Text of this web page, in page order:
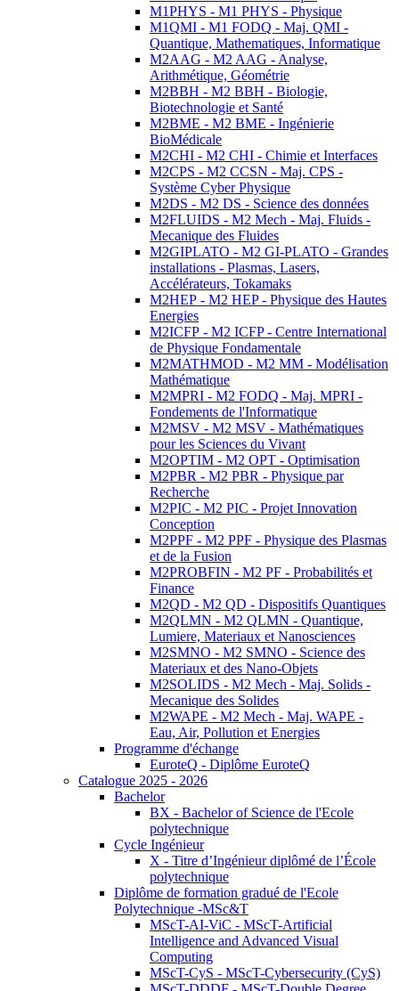
M1PHYS - M1 PHYS - Physique
M1QMI - M1 FODQ - Maj. QMI -
Quantique, Mathematiques, Informatique
M2AAG - M2 AAG - Analyse,
Arithmétique, Géométrie
M2BBH - M2 BBH - Biologie,
Biotechnologie et Santé
M2BME - M2 BME - Ingénierie
BioMédicale
M2CHI - M2 CHI - Chimie et Interfaces
M2CPS - M2 CCSN - Maj. CPS -
Système Cyber Physique
M2DS - M2 DS - Science des données
M2FLUIDS - M2 Mech - Maj. Fluids -
Mecanique des Fluides
M2GIPLATO - M2 GI-PLATO - Grandes
installations - Plasmas, Lasers,
Accélérateurs, Tokamaks
M2HEP - M2 HEP - Physique des Hautes
Energies
M2ICFP - M2 ICFP - Centre International
de Physique Fondamentale
M2MATHMOD - M2 MM - Modélisation
Mathématique
M2MPRI - M2 FODQ - Maj. MPRI -
Fondements de l'Informatique
M2MSV - M2 MSV - Mathématiques
pour les Sciences du Vivant
M2OPTIM - M2 OPT - Optimisation
M2PBR - M2 PBR - Physique par
Recherche
M2PIC - M2 PIC - Projet Innovation
Conception
M2PPF - M2 PPF - Physique des Plasmas
et de la Fusion
M2PROBFIN - M2 PF - Probabilités et
Finance
M2QD - M2 QD - Dispositifs Quantiques
M2QLMN - M2 QLMN - Quantique,
Lumiere, Materiaux et Nanosciences
M2SMNO - M2 SMNO - Science des
Materiaux et des Nano-Objets
M2SOLIDS - M2 Mech - Maj. Solids -
Mecanique des Solides
M2WAPE - M2 Mech - Maj. WAPE -
Eau, Air, Pollution et Energies
Programme d'échange
EuroteQ - Diplôme EuroteQ
Catalogue 2025 - 2026
Bachelor
BX - Bachelor of Science de l'Ecole
polytechnique
Cycle Ingénieur
X - Titre d’Ingénieur diplômé de l’École
polytechnique
Diplôme de formation gradué de l'Ecole
Polytechnique -MSc&T
MScT-AI-ViC - MScT-Artificial
Intelligence and Advanced Visual
Computing
MScT-CyS - MScT-Cybersecurity (CyS)